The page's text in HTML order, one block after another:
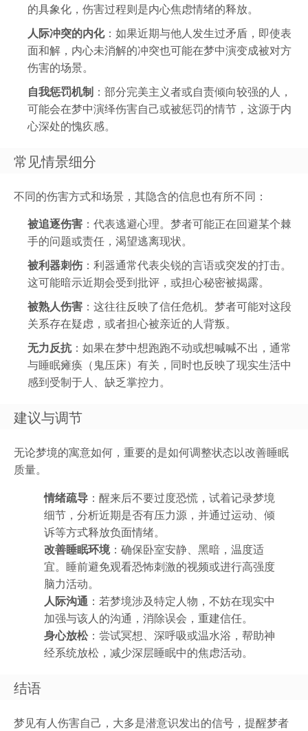
的具象化，伤害过程则是内心焦虑情绪的释放。
人际冲突的内化：如果近期与他人发生过矛盾，即使表
面和解，内心未消解的冲突也可能在梦中演变成被对方
伤害的场景。
自我惩罚机制 ：部分完美主义者或自责倾向较强的人，
可能会在梦中演绎伤害自己或被惩罚的情节，这源于内
心深处的愧疚感。
常见情景细分
不同的伤害方式和场景，其隐含的信息也有所不同：
被追逐伤害 ：代表逃避心理。梦者可能正在回避某个棘
手的问题或责任，渴望逃离现状。
被利器刺伤 ：利器通常代表尖锐的言语或突发的打击。
这可能暗示近期会受到批评，或担心秘密被揭露。
被熟人伤害 ：这往往反映了信任危机。梦者可能对这段
关系存在疑虑，或者担心被亲近的人背叛。
无力反抗：如果在梦中想跑跑不动或想喊喊不出，通常
与睡眠瘫痪（鬼压床）有关，同时也反映了现实生活中
感到受制于人、缺乏掌控力。
建议与调节
无论梦境的寓意如何，重要的是如何调整状态以改善睡眠
质量。
情绪疏导 ：醒来后不要过度恐慌，试着记录梦境
细节，分析近期是否有压力源，并通过运动、倾
诉等方式释放负面情绪。
改善睡眠环境：确保卧室安静、黑暗，温度适
宜。睡前避免观看恐怖刺激的视频或进行高强度
脑力活动。
人际沟通 ：若梦境涉及特定人物，不妨在现实中
加强与该人的沟通，消除误会，重建信任。
身心放松：尝试冥想、深呼吸或温水浴，帮助神
经系统放松，减少深层睡眠中的焦虑活动。
结语
梦见有人伤害自己，大多是潜意识发出的信号，提醒梦者